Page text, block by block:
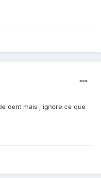
dent mais j'ignore ce que